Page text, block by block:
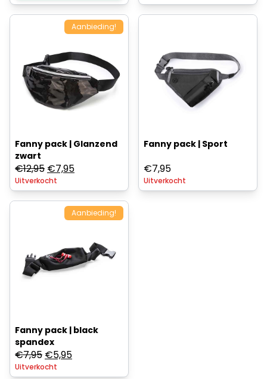
Aanbieding!
Fanny pack | Glanzend
zwart
€12,95 Oorspronkelijke
prijs
was:
€12,95.
€7,95Huidige
is:
€7,95.
Uitverkocht
Fanny pack | Sport
€7,95
Uitverkocht
Aanbieding!
Fanny pack | black
spandex
€7,95 Oorspronkelijke
prijs
€5,95Huidige
Uitverkocht